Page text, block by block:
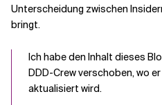
Unterscheidung zwischen
bringt.
Ich habe den Inhalt dieses
DDD-Crew verschoben, wo
aktualisiert wird.